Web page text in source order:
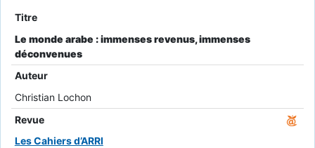
Titre
Le monde arabe : immenses revenus, immenses
déconvenues
Auteur
Christian Lochon
Revue
Les Cahiers d’ARRI